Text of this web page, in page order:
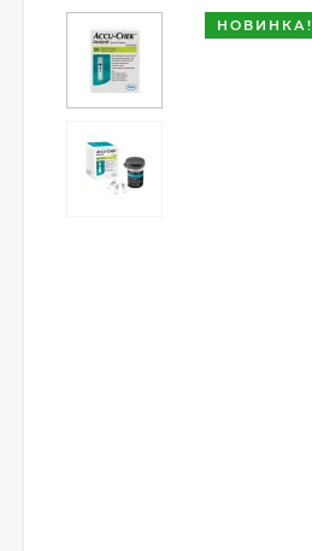
НОВИНКА!